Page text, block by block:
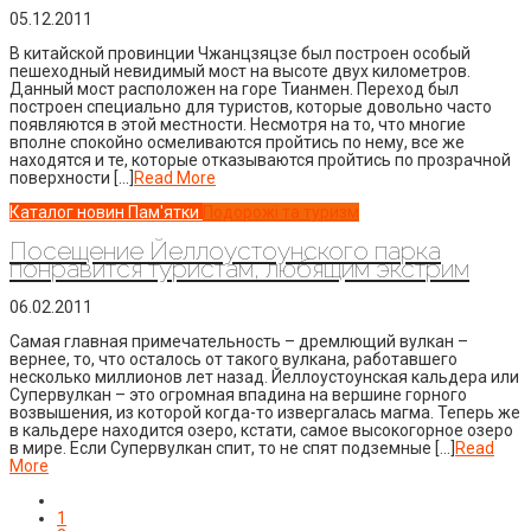
05.12.2011
В китайской провинции Чжанцзяцзе был построен особый
пешеходный невидимый мост на высоте двух километров.
Данный мост расположен на горе Тианмен. Переход был
построен специально для туристов, которые довольно часто
появляются в этой местности. Несмотря на то, что многие
вполне спокойно осмеливаются пройтись по нему, все же
находятся и те, которые отказываются пройтись по прозрачной
поверхности […]
Read More
Каталог новин Пам'ятки Подорожі та туризм
Посещение Йеллоустоунского парка
понравится туристам, любящим экстрим
06.02.2011
Самая главная примечательность – дремлющий вулкан –
вернее, то, что осталось от такого вулкана, работавшего
несколько миллионов лет назад. Йеллоустоунская кальдера или
Супервулкан – это огромная впадина на вершине горного
возвышения, из которой когда-то извергалась магма. Теперь же
в кальдере находится озеро, кстати, самое высокогорное озеро
в мире. Если Супервулкан спит, то не спят подземные […]
Read
More
1